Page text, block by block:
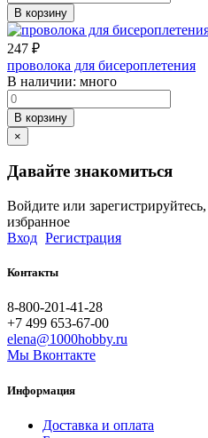
В корзину
247 ₽
проволока для бисероплетения
В наличии: много
В корзину
×
Давайте знакомиться
Войдите или
избранное
Вход Регистрация
Контакты
8-800-201-41-28
+7 499 653-67-00
elena@1000hobby.ru
Мы Вконтакте
Информация
Доставка и оплата